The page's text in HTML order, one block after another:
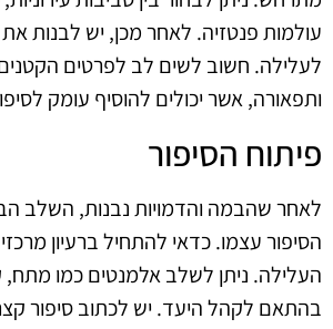
עולמות פנטזיה. לאחר מכן, יש לבנות
לעלילה. חשוב לשים לב לפרטים
ותפאורה, אשר יכולים להוסיף עומק
פיתוח הסיפור
לאחר שהבמה והדמויות נבנות, השלב
הסיפור עצמו. כדאי להתחיל ברעיון
העלילה. ניתן לשלב אלמנטים כמו מתח,
בהתאם לקהל היעד. יש לכתוב סיפור